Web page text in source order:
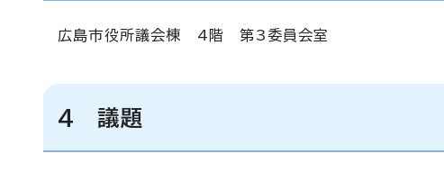
広島市役所議会棟 4階 第3委員会室
4 議題